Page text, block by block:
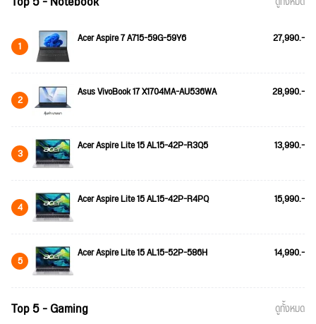
1 Acer Aspire 7 A715-59G-59Y6 27,990.-
2 Asus VivoBook 17 X1704MA-AU536WA 28,990.-
3 Acer Aspire Lite 15 AL15-42P-R3Q5 13,990.-
4 Acer Aspire Lite 15 AL15-42P-R4PQ 15,990.-
5 Acer Aspire Lite 15 AL15-52P-586H 14,990.-
Top 5 - Gaming ดูทั้งหมด